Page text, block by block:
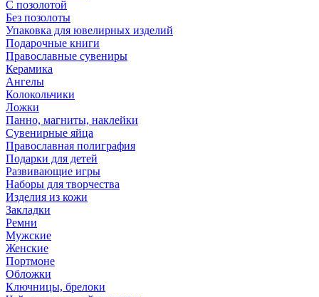
С позолотой
Без позолоты
Упаковка для ювелирных изделий
Подарочные книги
Православные сувениры
Керамика
Ангелы
Колокольчики
Ложки
Панно, магниты, наклейки
Сувенирные яйца
Православная полиграфия
Подарки для детей
Развивающие игры
Наборы для творчества
Изделия из кожи
Закладки
Ремни
Мужские
Женские
Портмоне
Обложки
Ключницы, брелоки